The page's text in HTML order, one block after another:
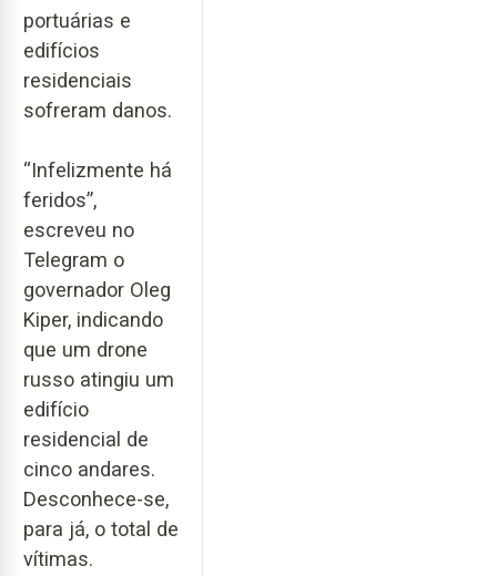
portuárias e
edifícios
residenciais
sofreram danos.
“Infelizmente há
feridos”,
escreveu no
Telegram o
governador Oleg
Kiper, indicando
que um drone
russo atingiu um
edifício
residencial de
cinco andares.
Desconhece-se,
para já, o total de
vítimas.